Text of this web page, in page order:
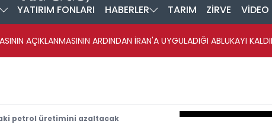
YATIRIM FONLARI HABERLER TARIM ZİRVE VİDEO
AÇIKLANMASININ ARDINDAN İRAN'A UYGULADIĞI ABLUKAYI
petrol üretimini azaltacak